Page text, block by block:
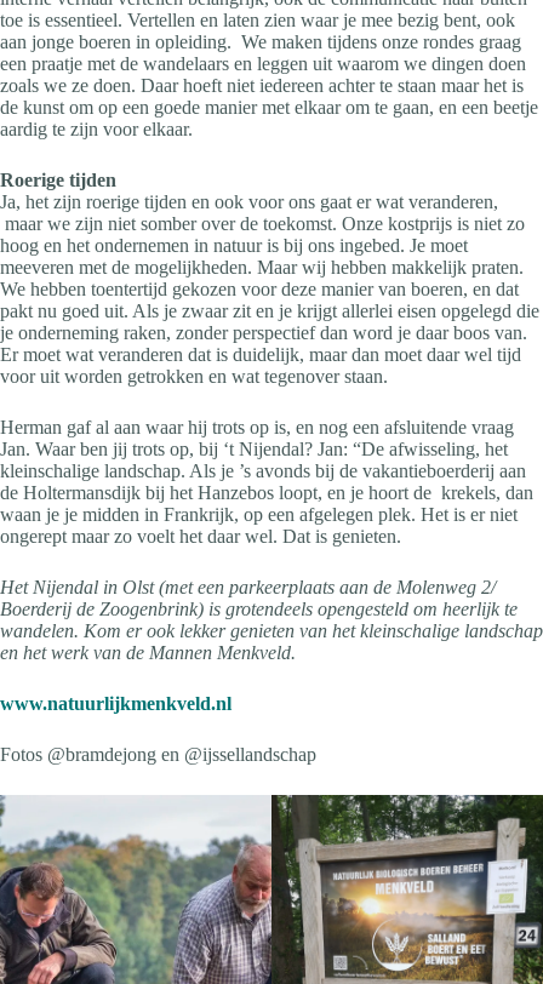
toe is essentieel. Vertellen en laten zien waar je mee bezig bent, ook
aan jonge boeren in opleiding. We maken tijdens onze rondes graag
een praatje met de wandelaars en leggen uit waarom we dingen doen
zoals we ze doen. Daar hoeft niet iedereen achter te staan maar het is
de kunst om op een goede manier met elkaar om te gaan, en een beetje
aardig te zijn voor elkaar.
Roerige tijden
Ja, het zijn roerige tijden en ook voor ons gaat er wat veranderen,
maar we zijn niet somber over de toekomst. Onze kostprijs is niet zo
hoog en het ondernemen in natuur is bij ons ingebed. Je moet
meeveren met de mogelijkheden. Maar wij hebben makkelijk praten.
We hebben toentertijd gekozen voor deze manier van boeren, en dat
pakt nu goed uit. Als je zwaar zit en je krijgt allerlei eisen opgelegd die
je onderneming raken, zonder perspectief dan word je daar boos van.
Er moet wat veranderen dat is duidelijk, maar dan moet daar wel tijd
voor uit worden getrokken en wat tegenover staan.
Herman gaf al aan waar hij trots op is, en nog een afsluitende vraag
Jan. Waar ben jij trots op, bij ‘t Nijendal? Jan: “De afwisseling, het
kleinschalige landschap. Als je ’s avonds bij de vakantieboerderij aan
de Holtermansdijk bij het Hanzebos loopt, en je hoort de krekels, dan
waan je je midden in Frankrijk, op een afgelegen plek. Het is er niet
ongerept maar zo voelt het daar wel. Dat is genieten.
Het Nijendal in Olst (met een parkeerplaats aan de Molenweg 2/
Boerderij de Zoogenbrink) is grotendeels opengesteld om heerlijk te
wandelen. Kom er ook lekker genieten van het kleinschalige landschap
en het werk van de Mannen Menkveld.
www.natuurlijkmenkveld.nl
Fotos @bramdejong en @ijssellandschap